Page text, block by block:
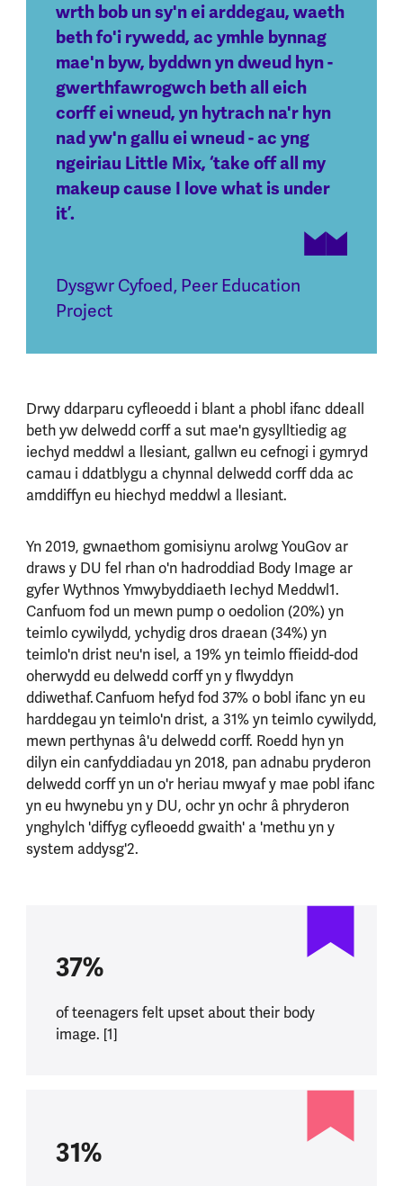
wrth bob un sy'n ei arddegau, waeth
beth fo'i rywedd, ac ymhle bynnag
mae'n byw, byddwn yn dweud hyn -
gwerthfawrogwch beth all eich
corff ei wneud, yn hytrach na'r hyn
nad yw'n gallu ei wneud - ac yng
ngeiriau Little Mix, ‘take off all my
makeup cause I love what is under
it’.
Dysgwr Cyfoed, Peer Education
Project
Drwy ddarparu cyfleoedd i blant a phobl ifanc ddeall
beth yw delwedd corff a sut mae'n gysylltiedig ag
iechyd meddwl a llesiant, gallwn eu cefnogi i gymryd
camau i ddatblygu a chynnal delwedd corff dda ac
amddiffyn eu hiechyd meddwl a llesiant.
Yn 2019, gwnaethom gomisiynu arolwg YouGov ar
draws y DU fel rhan o'n hadroddiad Body Image ar
gyfer Wythnos Ymwybyddiaeth Iechyd Meddwl1.
Canfuom fod un mewn pump o oedolion (20%) yn
teimlo cywilydd, ychydig dros draean (34%) yn
teimlo'n drist neu'n isel, a 19% yn teimlo ffieidd-dod
oherwydd eu delwedd corff yn y flwyddyn
ddiwethaf. Canfuom hefyd fod 37% o bobl ifanc yn eu
harddegau yn teimlo'n drist, a 31% yn teimlo cywilydd,
mewn perthynas â'u delwedd corff. Roedd hyn yn
dilyn ein canfyddiadau yn 2018, pan adnabu pryderon
delwedd corff yn un o'r heriau mwyaf y mae pobl ifanc
yn eu hwynebu yn y DU, ochr yn ochr â phryderon
ynghylch 'diffyg cyfleoedd gwaith' a 'methu yn y
system addysg'2.
37%
of teenagers felt upset about their body
image. [1]
31%